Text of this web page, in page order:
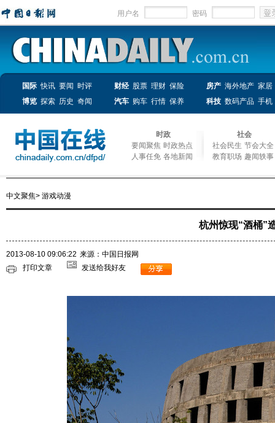
用户名 密码
国际 快讯 要闻 时评 财经 股票 理财 保险 房产 海外地产 家居
博览 探索 历史 奇闻 汽车 购车 行情 保养 科技 数码产品 手机
时政
要闻聚焦 时政热点
人事任免 各地新闻
社会
社会民生 节会大全
教育职场 趣闻轶事
中文聚焦> 游戏动漫
杭州惊现“酒桶”
2013-08-10 09:06:22 来源：中国日报网
打印文章
发送给我好友